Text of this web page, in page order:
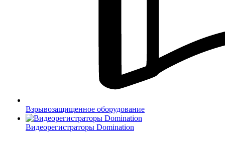
Взрывозащищенное оборудование
Видеорегистраторы Domination